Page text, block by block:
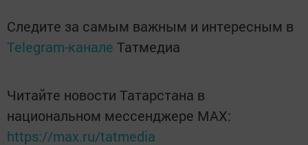
Следите за самым важным и интересным в
Telegram-канале Татмедиа
Читайте новости Татарстана в
национальном мессенджере MАХ:
https://max.ru/tatmedia